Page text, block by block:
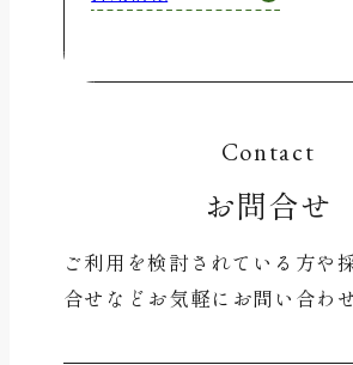
Contact
お問合せ
ご利用を検討されている方や
合せなど お気軽にお問い合わ